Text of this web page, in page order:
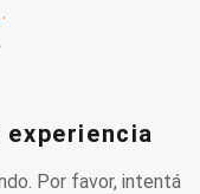
Por favor, intentá